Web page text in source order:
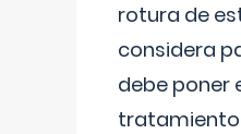
rotura de
considera
debe poner